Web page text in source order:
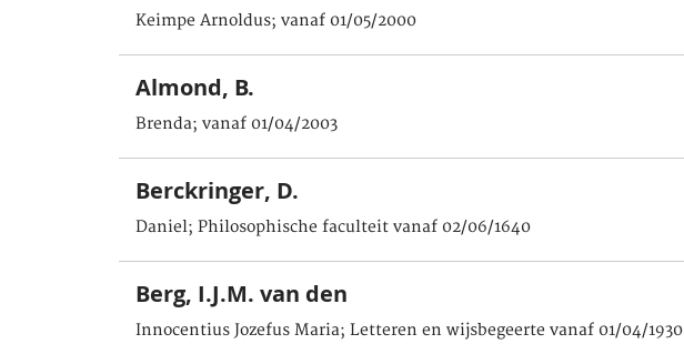
Keimpe Arnoldus; vanaf 01/05/2000
Almond, B.
Brenda; vanaf 01/04/2003
Berckringer, D.
Daniel; Philosophische faculteit vanaf 02/06/1640
Berg, I.J.M. van den
Innocentius Jozefus Maria; Letteren en wijsbegeerte vanaf 01/04/1930